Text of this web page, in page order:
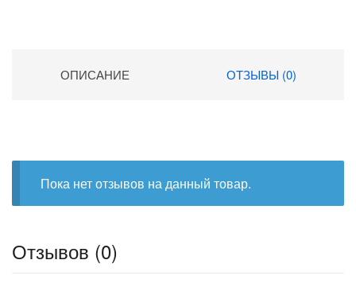
ОПИСАНИЕ ОТЗЫВЫ (0)
Пока нет отзывов на данный товар.
Отзывов (0)